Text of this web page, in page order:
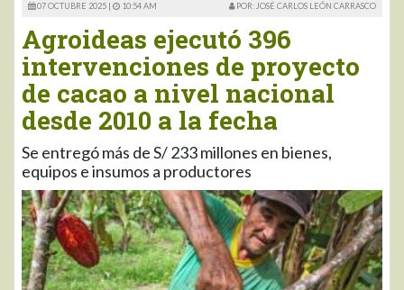
07 OCTUBRE 2025 | 10:54 AM POR: JOSÉ CARLOS LEÓN CARRASCO
Agroideas ejecutó 396
intervenciones de proyecto
de cacao a nivel nacional
desde 2010 a la fecha
Se entregó más de S/ 233 millones en bienes,
equipos e insumos a productores